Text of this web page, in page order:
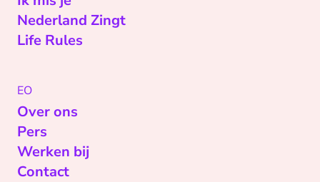
Nederland Zingt
Life Rules
EO
Over ons
Pers
Werken bij
Contact